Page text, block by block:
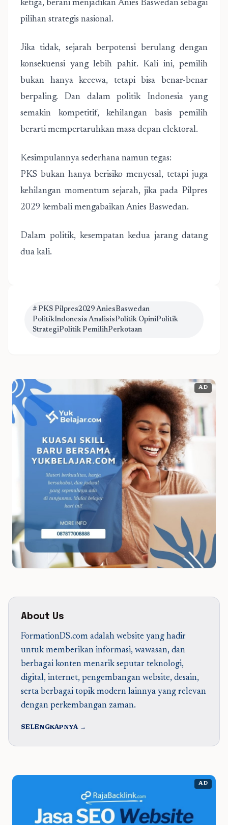
ketiga, berani menjadikan Anies Baswedan sebagai
pilihan strategis nasional.
Jika tidak, sejarah berpotensi berulang dengan
konsekuensi yang lebih pahit. Kali ini, pemilih
bukan hanya kecewa, tetapi bisa benar-benar
berpaling. Dan dalam politik Indonesia yang
semakin kompetitif, kehilangan basis pemilih
berarti mempertaruhkan masa depan elektoral.
Kesimpulannya sederhana namun tegas:
PKS bukan hanya berisiko menyesal, tetapi juga
kehilangan momentum sejarah, jika pada Pilpres
2029 kembali mengabaikan Anies Baswedan.
Dalam politik, kesempatan kedua jarang datang
dua kali.
# PKS Pilpres2029 AniesBaswedan
PolitikIndonesia AnalisisPolitik OpiniPolitik
StrategiPolitik PemilihPerkotaan
AD
About Us
FormationDS.com adalah website yang hadir
untuk memberikan informasi, wawasan, dan
berbagai konten menarik seputar teknologi,
digital, internet, pengembangan website, desain,
serta berbagai topik modern lainnya yang relevan
dengan perkembangan zaman.
SELENGKAPNYA →
AD